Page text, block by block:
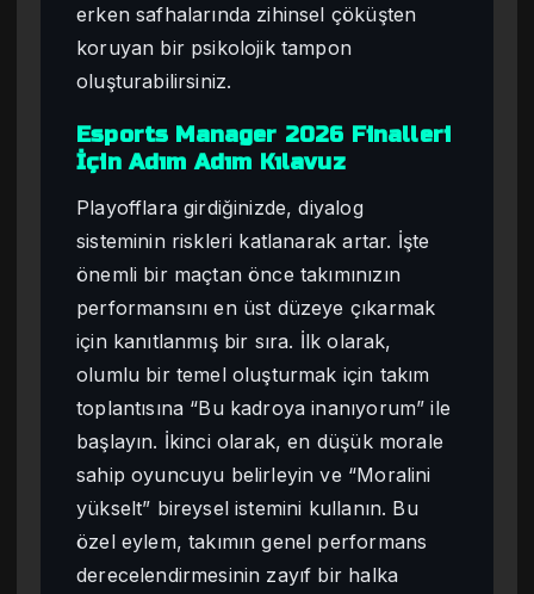
erken safhalarında zihinsel çöküşten
koruyan bir psikolojik tampon
oluşturabilirsiniz.
Esports Manager 2026 Finalleri
İçin Adım Adım Kılavuz
Playofflara girdiğinizde, diyalog
sisteminin riskleri katlanarak artar. İşte
önemli bir maçtan önce takımınızın
performansını en üst düzeye çıkarmak
için kanıtlanmış bir sıra. İlk olarak,
olumlu bir temel oluşturmak için takım
toplantısına “Bu kadroya inanıyorum” ile
başlayın. İkinci olarak, en düşük morale
sahip oyuncuyu belirleyin ve “Moralini
yükselt” bireysel istemini kullanın. Bu
özel eylem, takımın genel performans
derecelendirmesinin zayıf bir halka